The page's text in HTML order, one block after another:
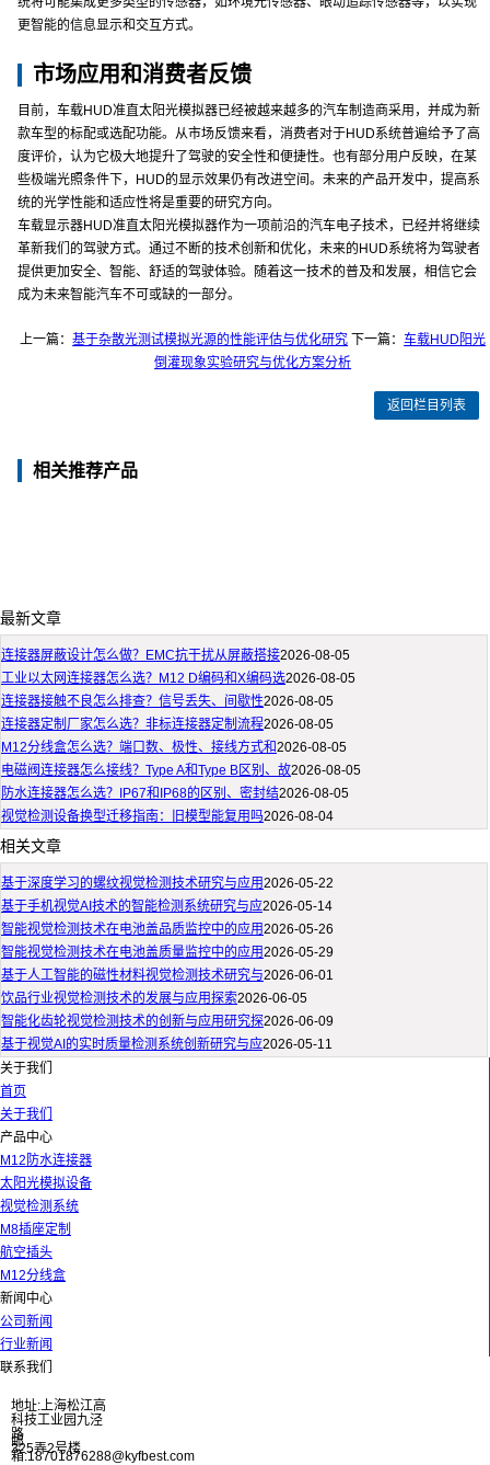
更智能的信息显示和交互方式。
市场应用和消费者反馈
目前，车载HUD准直太阳光模拟器已经被越来越多的汽车制造商采用，并成为新
款车型的标配或选配功能。从市场反馈来看，消费者对于HUD系统普遍给予了高
度评价，认为它极大地提升了驾驶的安全性和便捷性。也有部分用户反映，在某
些极端光照条件下，HUD的显示效果仍有改进空间。未来的产品开发中，提高系
统的光学性能和适应性将是重要的研究方向。
车载显示器HUD准直太阳光模拟器作为一项前沿的汽车电子技术，已经并将继续
革新我们的驾驶方式。通过不断的技术创新和优化，未来的HUD系统将为驾驶者
提供更加安全、智能、舒适的驾驶体验。随着这一技术的普及和发展，相信它会
成为未来智能汽车不可或缺的一部分。
上一篇：基于杂散光测试模拟光源的性能评估与优化研究 下一篇：车载HUD阳光
倒灌现象实验研究与优化方案分析
返回栏目列表
相关推荐产品
最新文章
连接器屏蔽设计怎么做？EMC抗干扰从屏蔽搭接2026-08-05
工业以太网连接器怎么选？M12 D编码和X编码选2026-08-05
连接器接触不良怎么排查？信号丢失、间歇性2026-08-05
连接器定制厂家怎么选？非标连接器定制流程2026-08-05
M12分线盒怎么选？端口数、极性、接线方式和2026-08-05
电磁阀连接器怎么接线？Type A和Type B区别、故2026-08-05
防水连接器怎么选？IP67和IP68的区别、密封结2026-08-05
视觉检测设备换型迁移指南：旧模型能复用吗2026-08-04
相关文章
基于深度学习的螺纹视觉检测技术研究与应用2026-05-22
基于手机视觉AI技术的智能检测系统研究与应2026-05-14
智能视觉检测技术在电池盖品质监控中的应用2026-05-26
智能视觉检测技术在电池盖质量监控中的应用2026-05-29
基于人工智能的磁性材料视觉检测技术研究与2026-06-01
饮品行业视觉检测技术的发展与应用探索2026-06-05
智能化齿轮视觉检测技术的创新与应用研究探2026-06-09
基于视觉AI的实时质量检测系统创新研究与应2026-05-11
关于我们
首页
关于我们
产品中心
M12防水连接器
太阳光模拟设备
视觉检测系统
M8插座定制
航空插头
M12分线盒
新闻中心
公司新闻
行业新闻
联系我们
地址:上海松江高
科技工业园九泾
路
325弄2号楼
邮
箱:18701876288@kyfbest.com